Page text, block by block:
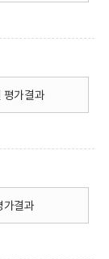
평가결과
가결과